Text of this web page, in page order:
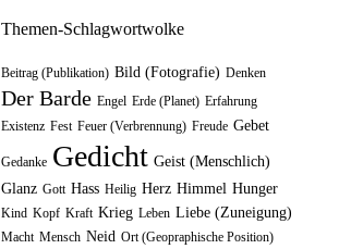
Themen-Schlagwortwolke
Beitrag (Publikation) Bild (Fotografie) Denken
Der Barde Engel Erde (Planet) Erfahrung
Existenz Fest Feuer (Verbrennung) Freude Gebet
Gedanke Gedicht Geist (Menschlich)
Glanz Gott Hass Heilig Herz Himmel Hunger
Kind Kopf Kraft Krieg Leben Liebe (Zuneigung)
Macht Mensch Neid Ort (Geopraphische Position)